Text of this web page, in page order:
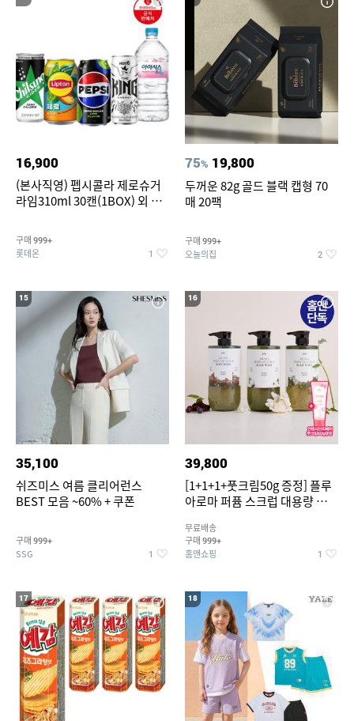
16,900
(본사직영) 펩시콜라 제로슈거
라임310ml 30캔(1BOX) 외 롯
구매 999+
롯데온 1
75% 19,800
두꺼운 82g 골드 블랙 캡형 70
매 20팩
구매 999+
오늘의집 2
15
35,100
쉬즈미스 여름 클리어런스
BEST 모음 ~60% + 쿠폰
구매 999+
SSG 1
16
39,800
[1+1+1+풋크림50g 증정] 플루
아로마 퍼퓸 스크럽 대용량 바디
무료배송
구매 999+
홈앤쇼핑 1
17 18